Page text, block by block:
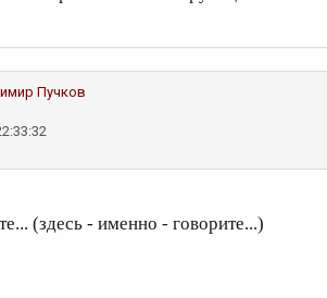
Пучков
(здесь - именно - говорите...)